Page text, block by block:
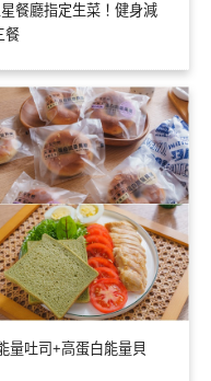
餐廳指定生菜！健身減
餐
量吐司+高蛋白能量貝